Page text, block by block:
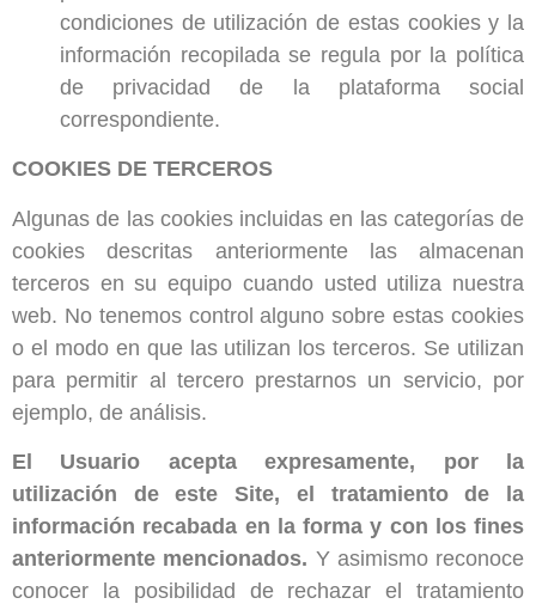
condiciones de utilización de estas cookies y la
información recopilada se regula por la política
de privacidad de la plataforma social
correspondiente.
COOKIES DE TERCEROS
Algunas de las cookies incluidas en las categorías de
cookies descritas anteriormente las almacenan
terceros en su equipo cuando usted utiliza nuestra
web. No tenemos control alguno sobre estas cookies
o el modo en que las utilizan los terceros. Se utilizan
para permitir al tercero prestarnos un servicio, por
ejemplo, de análisis.
El Usuario acepta expresamente, por la
utilización de este Site, el tratamiento de la
información recabada en la forma y con los fines
anteriormente mencionados. Y asimismo reconoce
conocer la posibilidad de rechazar el tratamiento